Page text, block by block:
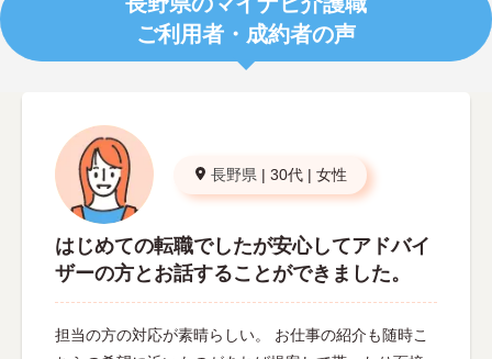
ご利用者・成約者の声
長野県 | 30代 | 女性
はじめての転職でしたが安心してアドバイ
ザーの方とお話することができました。
担当の方の対応が素晴らしい。 お仕事の紹介も随時こ